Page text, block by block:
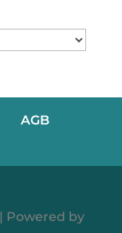
AGB
| Powered by